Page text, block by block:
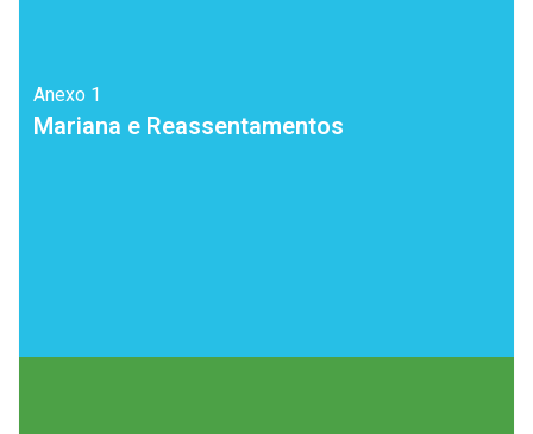
Anexo 1
Mariana e Reassentamentos